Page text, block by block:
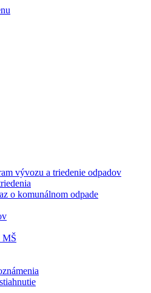
vývozu a triedenie odpadov
o komunálnom odpade
MŠ